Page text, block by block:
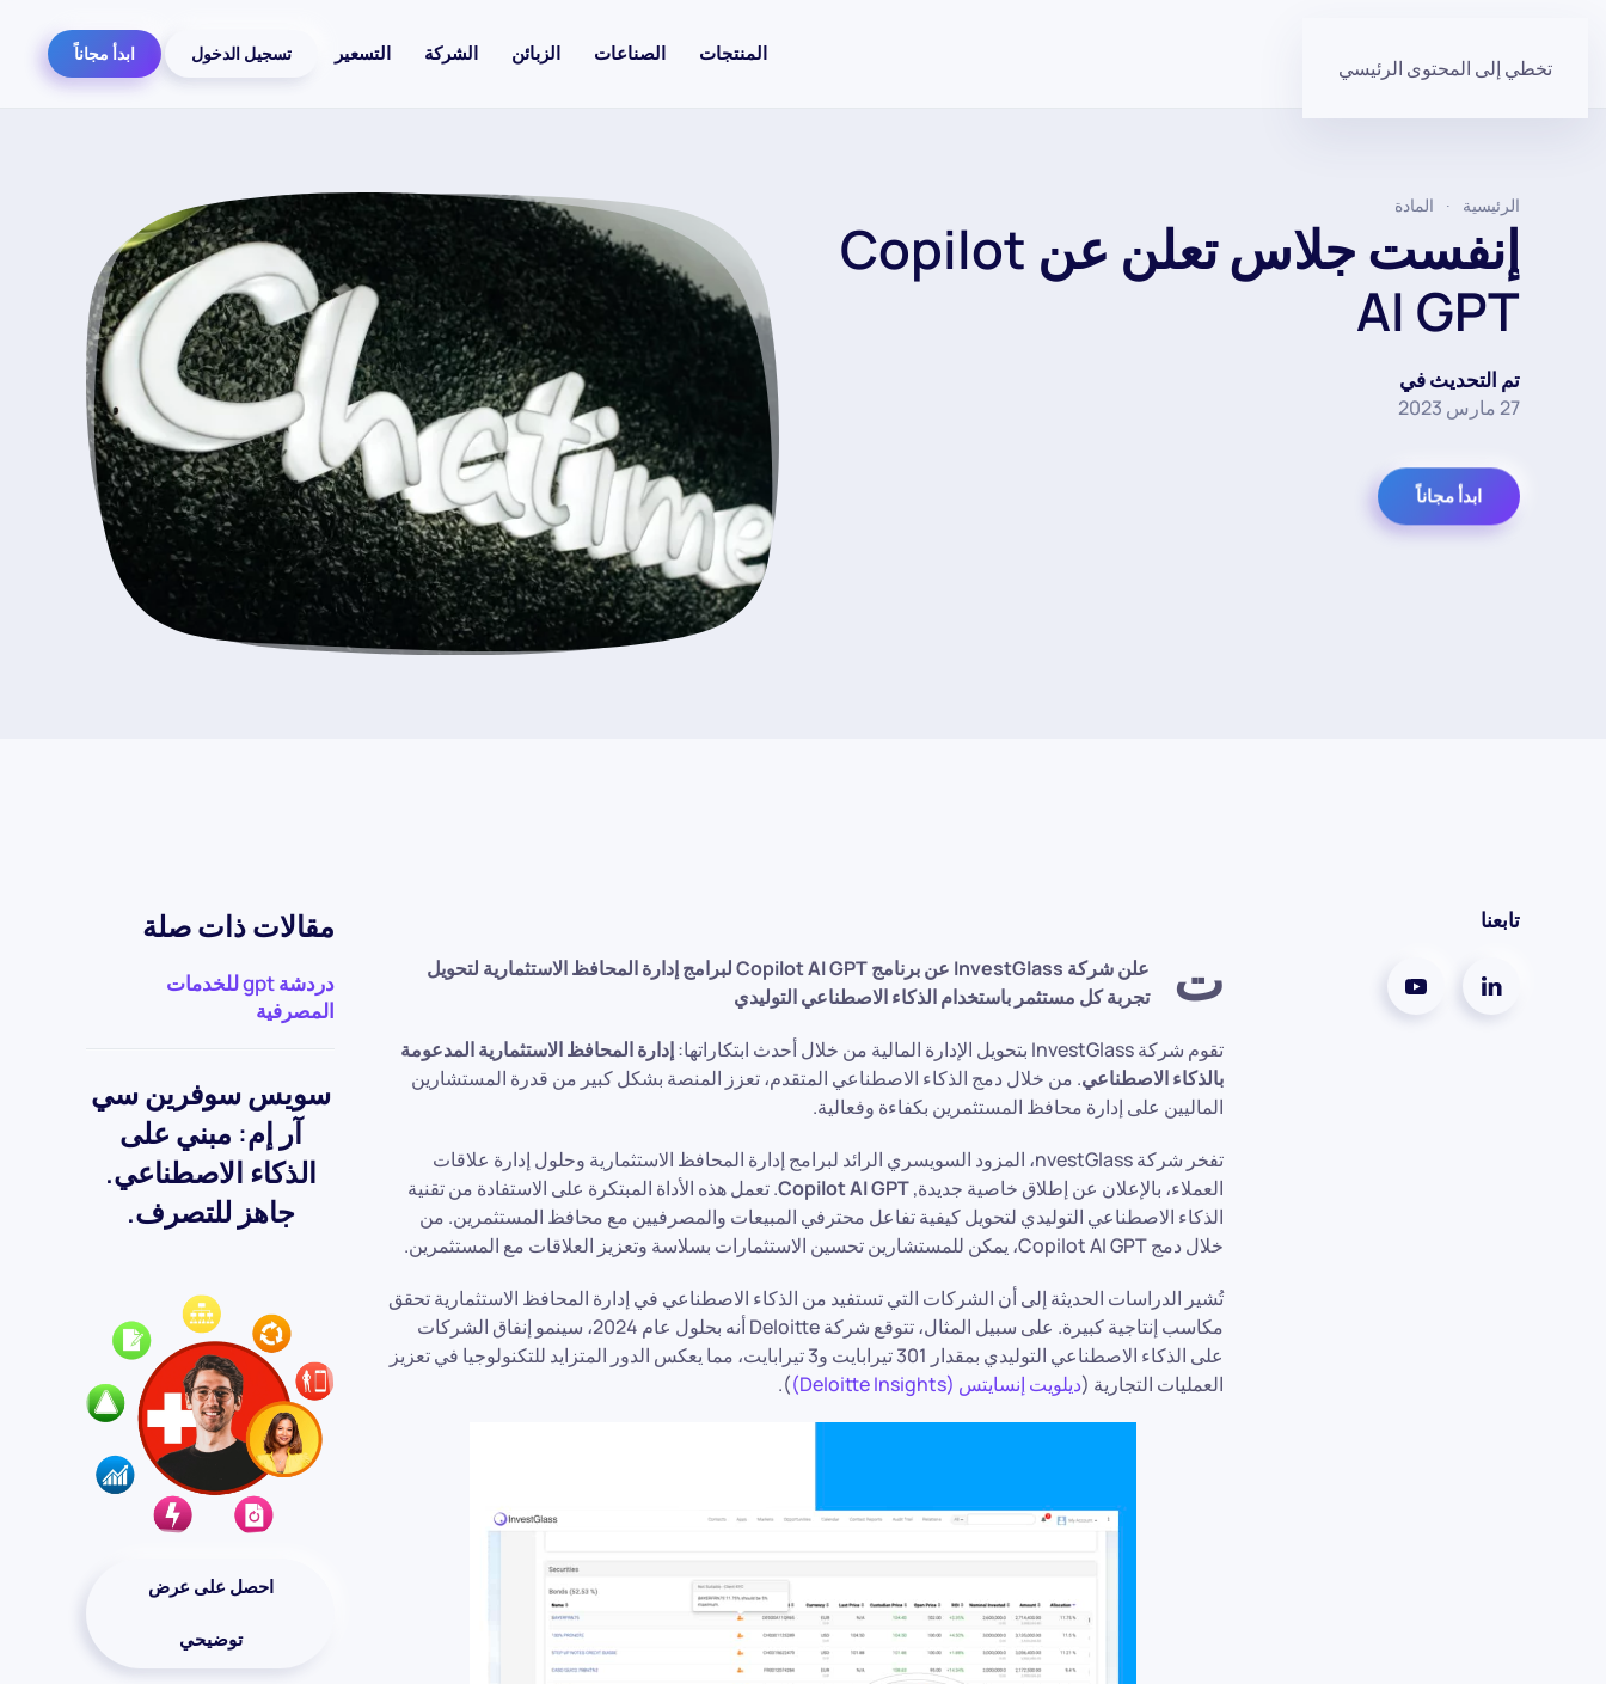
تخطي إلى المحتوى الرئيسي
المنتجات الصناعات الزبائن الشركة التسعير تسجيل الدخول ابدأ مجاناً
الرئيسية المادة
إنفست جلاس تعلن عن Copilot
AI GPT
تم التحديث في
27 مارس 2023
ابدأ مجاناً
تابعنا
ت
علن شركة InvestGlass عن برنامج Copilot AI GPT لبرامج إدارة المحافظ الاستثمارية لتحويل
تجربة كل مستثمر باستخدام الذكاء الاصطناعي التوليدي
تقوم شركة InvestGlass بتحويل الإدارة المالية من خلال أحدث ابتكاراتها:
إدارة المحافظ الاستثمارية المدعومة
بالذكاء الاصطناعي. من خلال دمج الذكاء الاصطناعي المتقدم، تعزز المنصة بشكل كبير من قدرة المستشارين
الماليين على إدارة محافظ المستثمرين بكفاءة وفعالية.
تفخر شركة nvestGlass، المزود السويسري الرائد لبرامج إدارة المحافظ الاستثمارية وحلول إدارة علاقات
العملاء، بالإعلان عن إطلاق خاصية جديدة,Copilot AI GPT. تعمل هذه الأداة المبتكرة على الاستفادة من تقنية
الذكاء الاصطناعي التوليدي لتحويل كيفية تفاعل محترفي المبيعات والمصرفيين مع محافظ المستثمرين. من
خلال دمج Copilot AI GPT، يمكن للمستشارين تحسين الاستثمارات بسلاسة وتعزيز العلاقات مع المستثمرين.
تُشير الدراسات الحديثة إلى أن الشركات التي تستفيد من الذكاء الاصطناعي في إدارة المحافظ الاستثمارية تحقق
مكاسب إنتاجية كبيرة. على سبيل المثال، تتوقع شركة Deloitte أنه بحلول عام 2024، سينمو إنفاق الشركات
على الذكاء الاصطناعي التوليدي بمقدار 301 تيرابايت و3 تيرابايت، مما يعكس الدور المتزايد للتكنولوجيا في تعزيز
العمليات التجارية (ديلويت إنسايتس (Deloitte Insights) ).
مقالات ذات صلة
دردشة gpt للخدمات
المصرفية
سويس سوفرين سي
آر إم: مبني على
الذكاء الاصطناعي.
جاهز للتصرف.
احصل على عرض
توضيحي